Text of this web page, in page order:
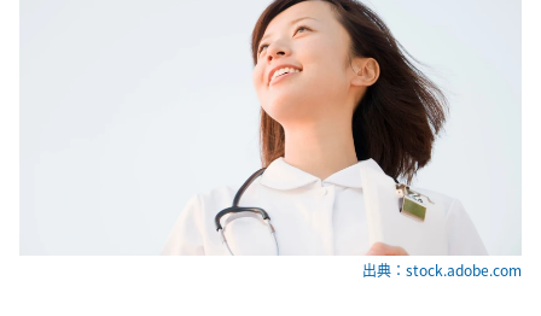
出典：stock.adobe.com